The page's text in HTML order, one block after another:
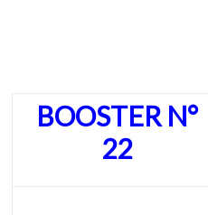
BOOSTER N°
22